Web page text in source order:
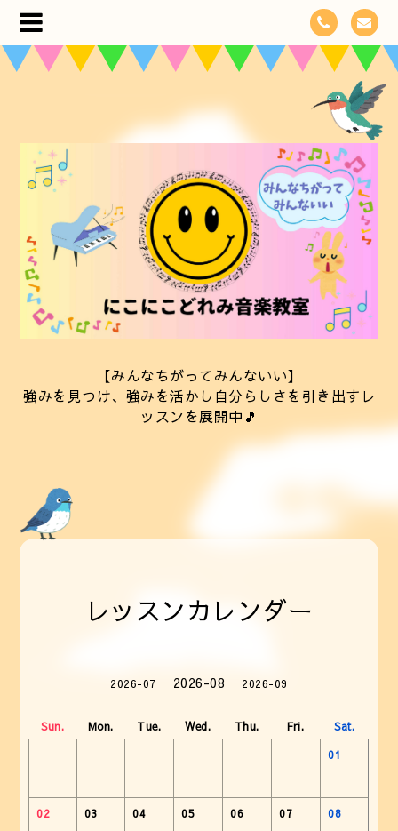
【みんなちがってみんないい】
強みを見つけ、強みを活かし自分らしさを引き出すレ
ッスンを展開中🎵
レッスンカレンダー
2026-07 2026-08 2026-09
Sun. Mon. Tue. Wed. Thu. Fri.
Sat.
01
02 03 04 05 06 07 08